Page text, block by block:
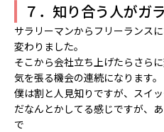
７．知り合う人がガ
サラリーマンからフリーランス
変わりました。
そこから会社立ち上げたらさらに
気を張る機会の連続になります。
僕は割と人見知りですが、スイ
だなんとかしてる感じですが、
で